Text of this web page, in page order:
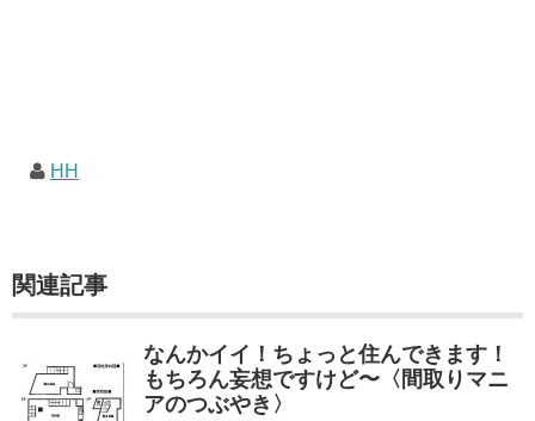
HH
関連記事
なんかイイ！ちょっと住んできます！
もちろん妄想ですけど〜〈間取りマニ
アのつぶやき〉